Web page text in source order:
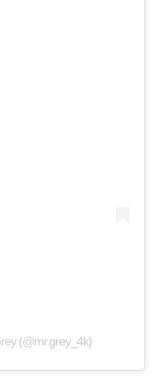
(@mr.grey_4k)